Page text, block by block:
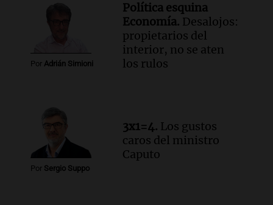
Por Adrián Simioni
Política esquina
Economía. Desalojos:
propietarios del
interior, no se aten
los rulos
Por Sergio Suppo
3x1=4. Los gustos
caros del ministro
Caputo